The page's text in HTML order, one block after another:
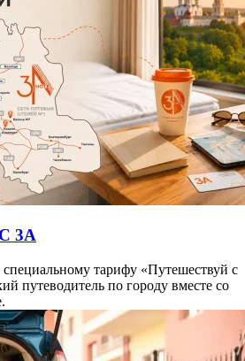
3А
тарифу «Путешествуй с
путеводитель по городу вместе со